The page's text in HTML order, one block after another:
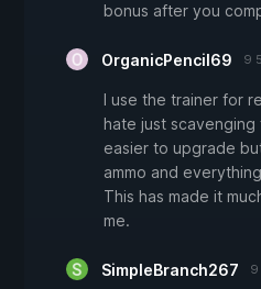
bonus after you
OrganicPencil69 9
I use the trainer for
hate just
easier to upgrade
ammo and
This has made it
me.
SimpleBranch267 9